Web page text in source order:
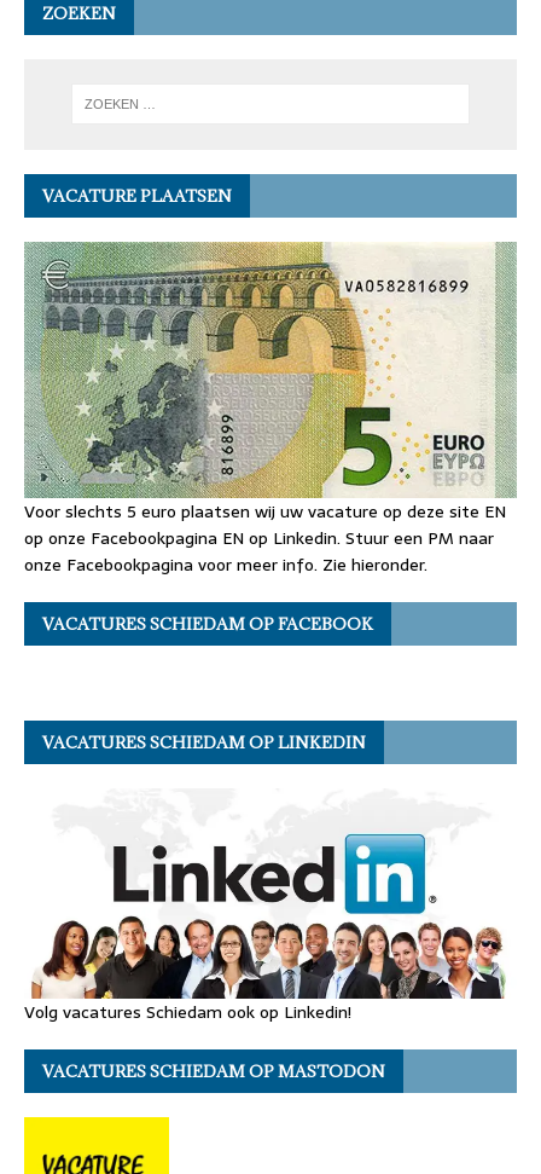
ZOEKEN
VACATURE PLAATSEN
Voor slechts 5 euro plaatsen wij uw vacature op deze site EN
op onze Facebookpagina EN op Linkedin. Stuur een PM naar
onze Facebookpagina voor meer info. Zie hieronder.
VACATURES SCHIEDAM OP FACEBOOK
VACATURES SCHIEDAM OP LINKEDIN
Volg vacatures Schiedam ook op Linkedin!
VACATURES SCHIEDAM OP MASTODON